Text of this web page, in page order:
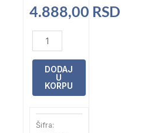
4.888,00 RSD
Pločica
Mythos
Selene
Anti-
Slip
količina
DODAJ
U
KORPU
Šifra: